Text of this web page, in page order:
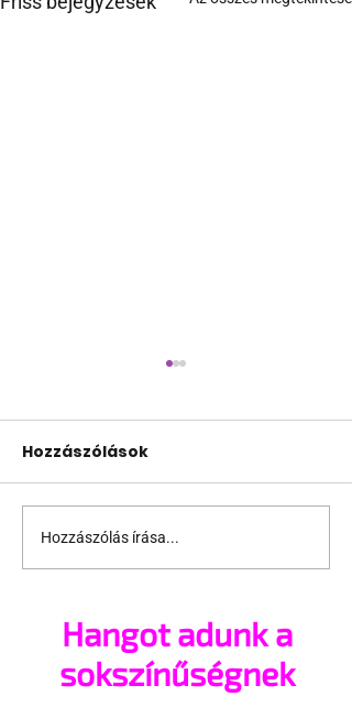
A cruising alaprajza -
Építészeti irányelvek
maximalizálására
Hozzászólások
Hozzászólás írása...
Hangot adunk a
sokszínűségnek